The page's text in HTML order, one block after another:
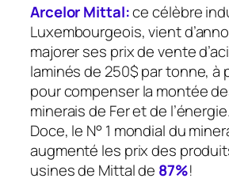
Arcelor Mittal:ce célèbre
Luxembourgeois, vient
majorer ses prix de vente
laminés de 250$ par tonne, à
pour compenser la montée
minerais de Fer et de
Doce, le N° 1 mondial du
augmenté les prix des
usines de Mittal de 87%!